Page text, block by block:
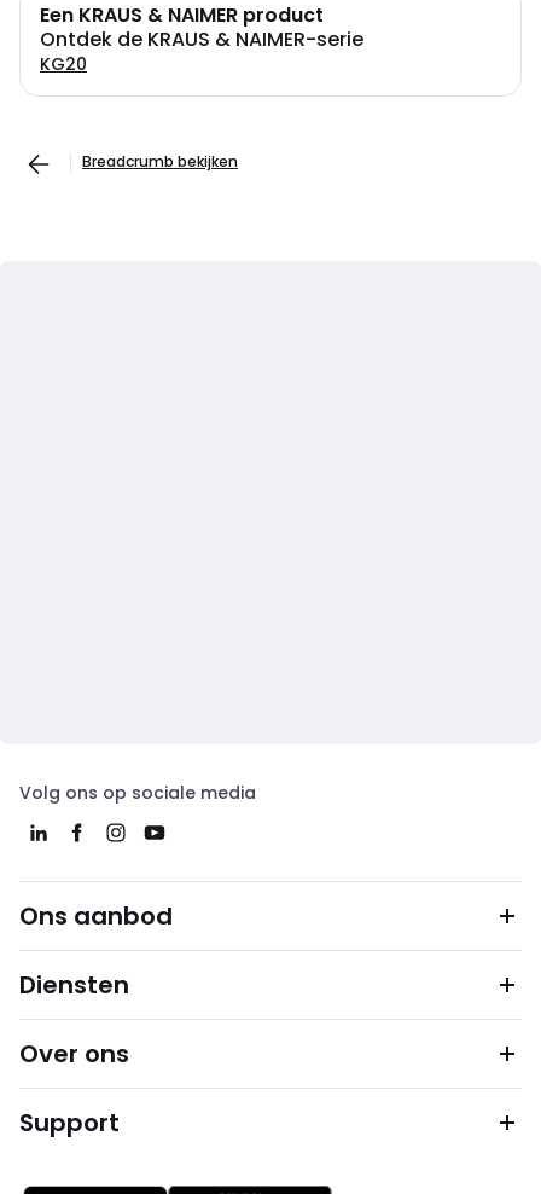
Een KRAUS & NAIMER product
Ontdek de KRAUS & NAIMER-serie
KG20
Breadcrumb bekijken
Volg ons op sociale media
Ons aanbod
Diensten
Over ons
Support